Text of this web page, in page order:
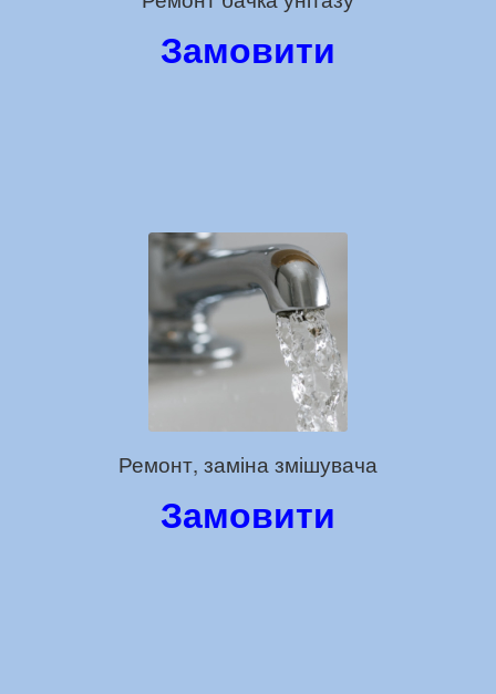
Замовити
Ремонт, заміна змішувача
Замовити